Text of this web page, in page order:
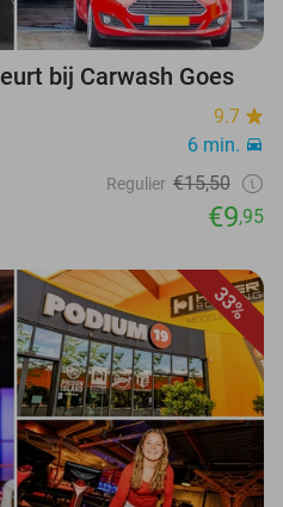
bij Carwash Goes
9.7
6 min.
Regulier €15,50
€9,95
33%